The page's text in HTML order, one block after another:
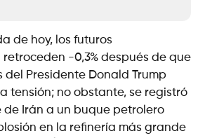
de hoy, los futuros
-0,3% después de que
del Presidente Donald Trump
tensión; no obstante, se registró
Irán a un buque petrolero
en la refinería más grande